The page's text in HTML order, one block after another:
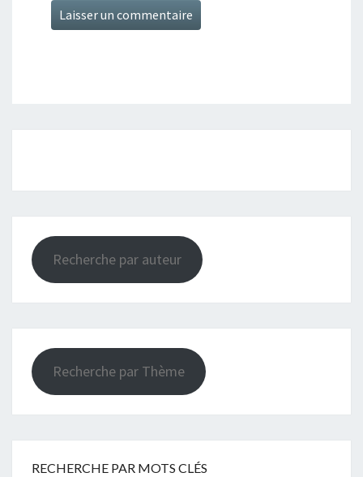
Recherche par auteur
Recherche par Thème
RECHERCHE PAR MOTS CLÉS